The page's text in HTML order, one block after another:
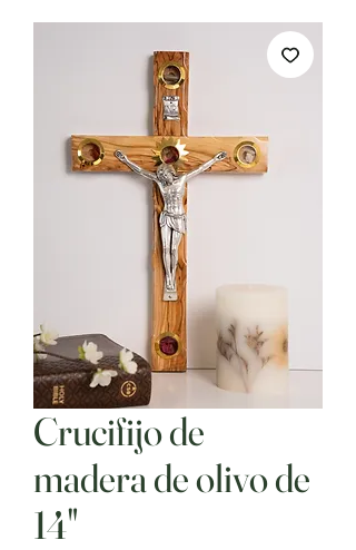
Crucifijo de
madera de olivo de
14"